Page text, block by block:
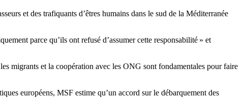
et des trafiquants d’êtres humains dans le sud de la Méditerranée
parce qu’ils ont refusé d’assumer cette responsabilité » et
migrants et la coopération avec les ONG sont fondamentales pour faire
européens, MSF estime qu’un accord sur le débarquement des